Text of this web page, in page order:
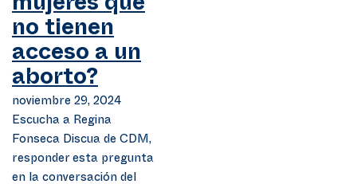
mujeres que
no tienen
acceso a un
aborto?
noviembre 29, 2024
Escucha a Regina
Fonseca Discua de CDM,
responder esta pregunta
en la conversación del